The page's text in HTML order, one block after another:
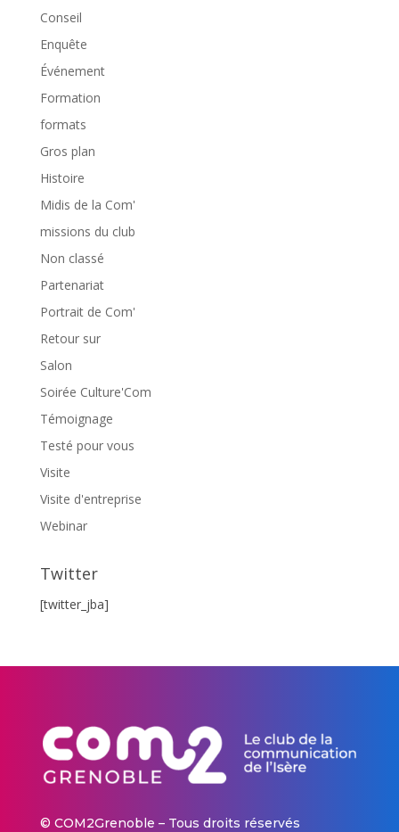
Conseil
Enquête
Événement
Formation
formats
Gros plan
Histoire
Midis de la Com'
missions du club
Non classé
Partenariat
Portrait de Com'
Retour sur
Salon
Soirée Culture'Com
Témoignage
Testé pour vous
Visite
Visite d'entreprise
Webinar
Twitter
[twitter_jba]
© COM2Grenoble – Tous droits réservés